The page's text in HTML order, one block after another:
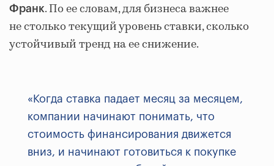
Франк. По ее словам, для бизнеса важнее
не столько текущий уровень ставки, сколько
устойчивый тренд на ее снижение.
«Когда ставка падает месяц за месяцем,
компании начинают понимать, что
стоимость финансирования движется
вниз, и начинают готовиться к покупке